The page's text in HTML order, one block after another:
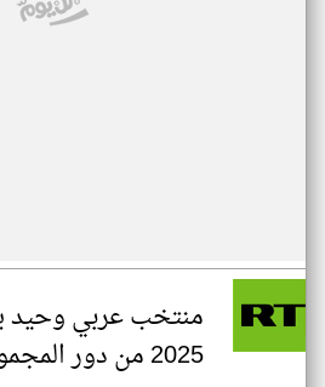
منتخب عربي وحيد
2025 من دور المجموعات